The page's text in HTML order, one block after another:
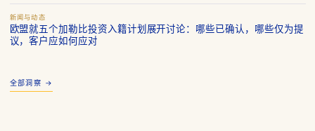
新闻与动态
欧盟就五个加勒比投资入籍计划展开讨论：哪些已确认，哪些仅为提
议，客户应如何应对
全部洞察 →